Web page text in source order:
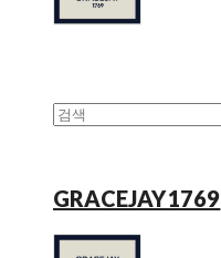
GRACEJAY1769